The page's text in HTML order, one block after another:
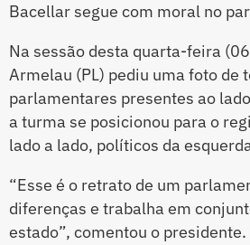
Bacellar segue com moral no
Na sessão desta quarta-feira
Armelau (PL) pediu uma foto de
parlamentares presentes ao
a turma se posicionou para o
lado a lado, políticos da
“Esse é o retrato de um
diferenças e trabalha em
estado”, comentou o presidente.